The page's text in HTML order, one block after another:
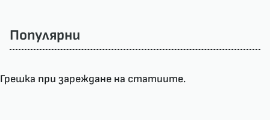
Популярни
Грешка при зареждане на статиите.